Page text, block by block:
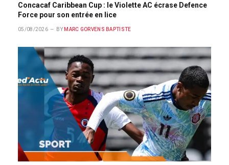
Concacaf Caribbean Cup : le Violette AC écrase Defence
Force pour son entrée en lice
05/08/2026 BY MARC GORVENS BAPTISTE